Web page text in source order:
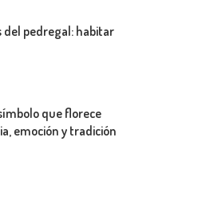
del pedregal: habitar
que florece
emoción y tradición